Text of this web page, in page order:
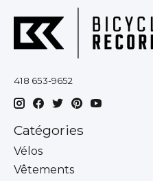
418 653-9652
Catégories
Vélos
Vêtements